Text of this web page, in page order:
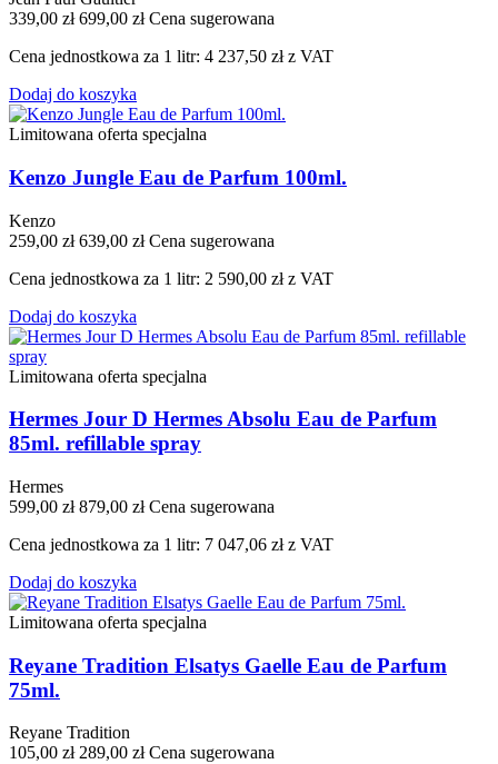
339,00 zł 699,00 zł Cena sugerowana
Cena jednostkowa za 1 litr: 4 237,50 zł z VAT
Dodaj do koszyka
Limitowana oferta specjalna
Kenzo Jungle Eau de Parfum 100ml.
Kenzo
259,00 zł 639,00 zł Cena sugerowana
Cena jednostkowa za 1 litr: 2 590,00 zł z VAT
Dodaj do koszyka
Limitowana oferta specjalna
Hermes Jour D Hermes Absolu Eau de Parfum
85ml. refillable spray
Hermes
599,00 zł 879,00 zł Cena sugerowana
Cena jednostkowa za 1 litr: 7 047,06 zł z VAT
Dodaj do koszyka
Limitowana oferta specjalna
Reyane Tradition Elsatys Gaelle Eau de Parfum
75ml.
Reyane Tradition
105,00 zł 289,00 zł Cena sugerowana